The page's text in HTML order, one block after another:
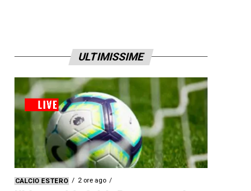
ULTIMISSIME
CALCIO ESTERO 2 ore ago